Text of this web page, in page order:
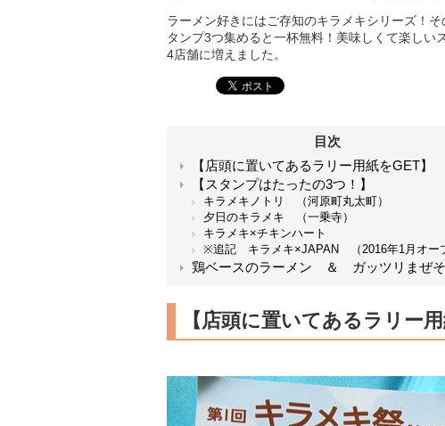
ラーメン好きにはご存知のキラメキシリーズ！
タンプ3つ集めると一杯無料！美味しくて楽し
4店舗に増えました。
目次
【店頭に置いてあるラリー用紙をGET】
【スタンプはたったの3つ！】
キラメキノトリ （河原町丸太町）
夕日のキラメキ （一乗寺）
キラメキ×チキンハート
※追記 キラメキ×JAPAN （2016年1月オー
鶏ベースのラーメン ＆ ガッツリまぜ
【店頭に置いてあるラリー用